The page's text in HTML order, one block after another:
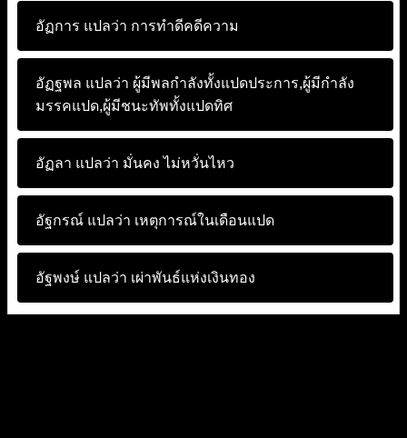
อัฏการ แปลว่า การทำดีคดีความ
อัฏฐพล แปลว่า ผู้มีพลกำลังทั้งแปดประการ,ผู้มีกำลัง
มรรคแปด,ผู้มีชนะทัพทั้งแปดทิศ
อัฏลา แปลว่า มั่นคง ไม่หวั่นไหว
อัฐกรณ์ แปลว่า เหตุการณ์ในเดือนแปด
อัฐพงษ์ แปลว่า เผ่าพันธ์แห่งเงินทอง